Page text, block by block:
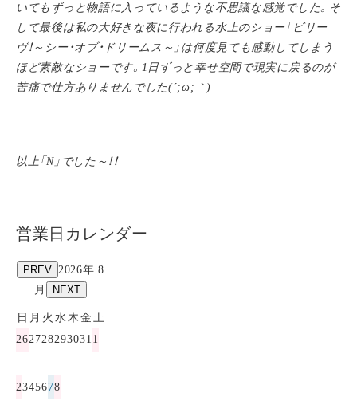
いてもずっと物語に入っているような不思議な感覚でした。そ
して最後は私の大好きな夜に行われる水上のショー「ビリー
ヴ！～シー・オブ・ドリームス～」は何度見ても感動してしまう
ほど素敵なショーです。1日ずっと幸せ空間で現実に戻るのが
苦痛で仕方ありませんでした(´;ω;｀)
以上「N」でした～！！
営業日カレンダー
PREV 2026年 8
月
NEXT
日 月 火 水木 金 土
262728293031 1
2345678